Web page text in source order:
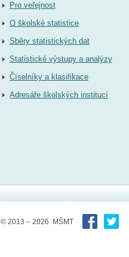
Pro veřejnost
O školské statistice
Sběry statistických dat
Statistické výstupy a analýzy
Číselníky a klasifikace
Adresáře školských institucí
© 2013 – 2026 MŠMT